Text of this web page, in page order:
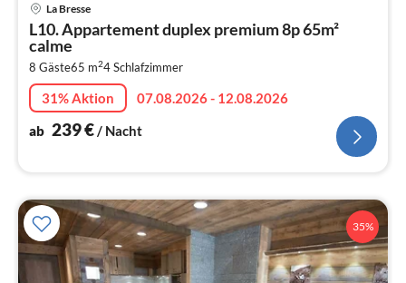
La Bresse
L10. Appartement duplex premium 8p 65m²
calme
8 Gäste65 m24Schlafzimmer
31% Aktion
07.08.2026 - 12.08.2026
ab 239€/ Nacht
35%